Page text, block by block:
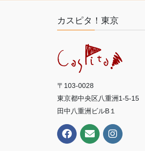
カスピタ！東京
〒103-0028
東京都中央区八重洲1-5-15
田中八重洲ビルB１